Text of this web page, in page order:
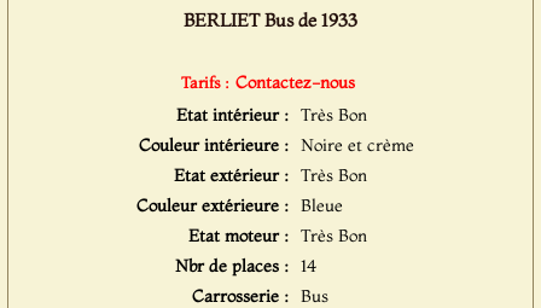
BERLIET Bus de 1933
Tarifs : Contactez-nous
Etat intérieur : Très Bon
Couleur intérieure : Noire et crème
Etat extérieur : Très Bon
Couleur extérieure : Bleue
Etat moteur : Très Bon
Nbr de places : 14
Carrosserie : Bus